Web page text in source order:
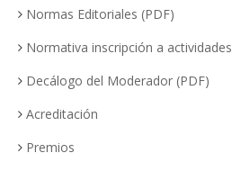
Normas Editoriales (PDF)
Normativa inscripción a actividades
Decálogo del Moderador (PDF)
Acreditación
Premios